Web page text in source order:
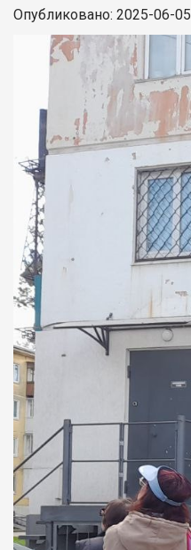
Опубликовано: 2025-06-05